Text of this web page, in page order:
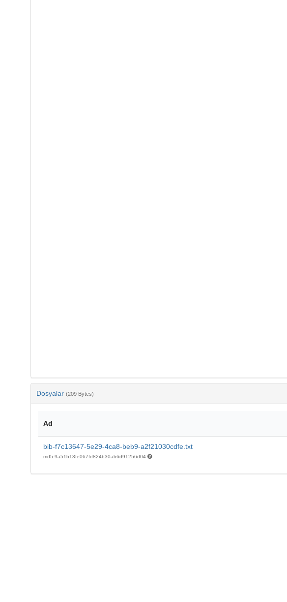
Dosyalar (209 Bytes)
Ad
bib-f7c13647-5e29-4ca8-beb9-a2f21030cdfe.txt
md5:9a51b13fe067fd824b30ab6d91256d04